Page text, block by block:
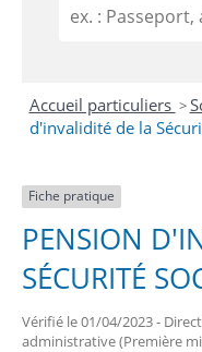
Accueil particuliers >
d'invalidité de la
Fiche pratique
PENSION
SÉCURITÉ
Vérifié le 01/04/2023 -
administrative (Première